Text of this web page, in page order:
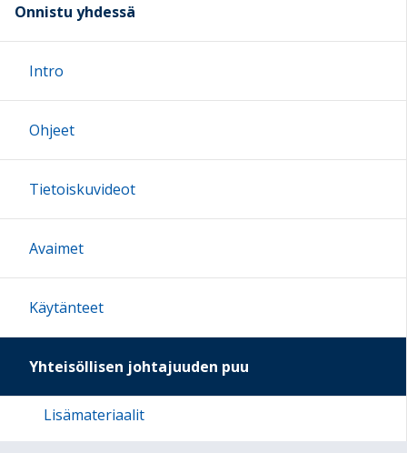
Onnistu yhdessä
Intro
Ohjeet
Tietoiskuvideot
Avaimet
Käytänteet
Yhteisöllisen johtajuuden puu
Lisämateriaalit